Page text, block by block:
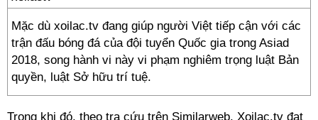
Mặc dù xoilac.tv đang giúp người Việt tiếp cận với các
trận đấu bóng đá của đội tuyển Quốc gia trong Asiad
2018, song hành vi này vi phạm nghiêm trọng luật Bản
quyền, luật Sở hữu trí tuệ.
Trong khi đó, theo tra cứu trên Similarweb, Xoilac.tv đạt